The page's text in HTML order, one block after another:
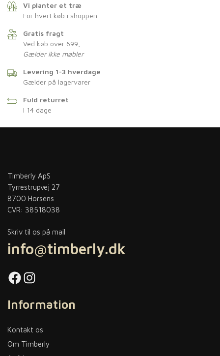
Vi planter et træ
For hvert køb i shoppen
Gratis fragt
Ved køb over 699,-
Gælder ikke møbler
Levering 1-3 hverdage
Gælder på lagervarer
Fuld returret
I 14 dage
Timberly ApS
Tyrrestrupvej 27
8700 Horsens
CVR: 38518038
Skriv til os på mail
info@timberly.dk
Facebook Instagram
Information
Kontakt os
Om Timberly